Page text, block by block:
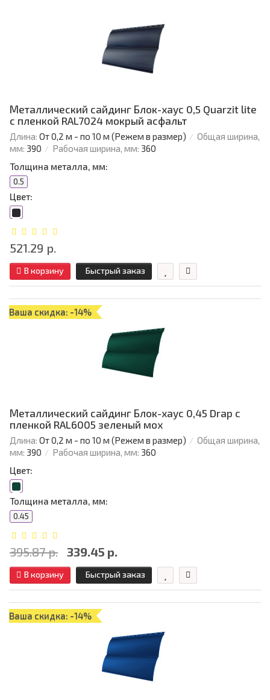
Металлический сайдинг Блок-хаус 0,5 Quarzit lite
с пленкой RAL7024 мокрый асфальт
Длина: От 0,2 м - по 10 м (Режем в размер)
Общая ширина,
мм: 390 Рабочая ширина, мм: 360
Толщина металла, мм:
0.5
Цвет:
521.29 р.
В корзину Быстрый заказ
Ваша скидка: -14%
Металлический сайдинг Блок-хаус 0,45 Drap с
пленкой RAL6005 зеленый мох
Длина: От 0,2 м - по 10 м (Режем в размер)
Общая ширина,
мм: 390 Рабочая ширина, мм: 360
Цвет:
Толщина металла, мм:
0.45
395.87 р. 339.45 р.
В корзину Быстрый заказ
Ваша скидка: -14%